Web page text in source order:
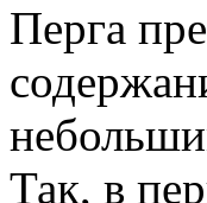
Перга
Так, в